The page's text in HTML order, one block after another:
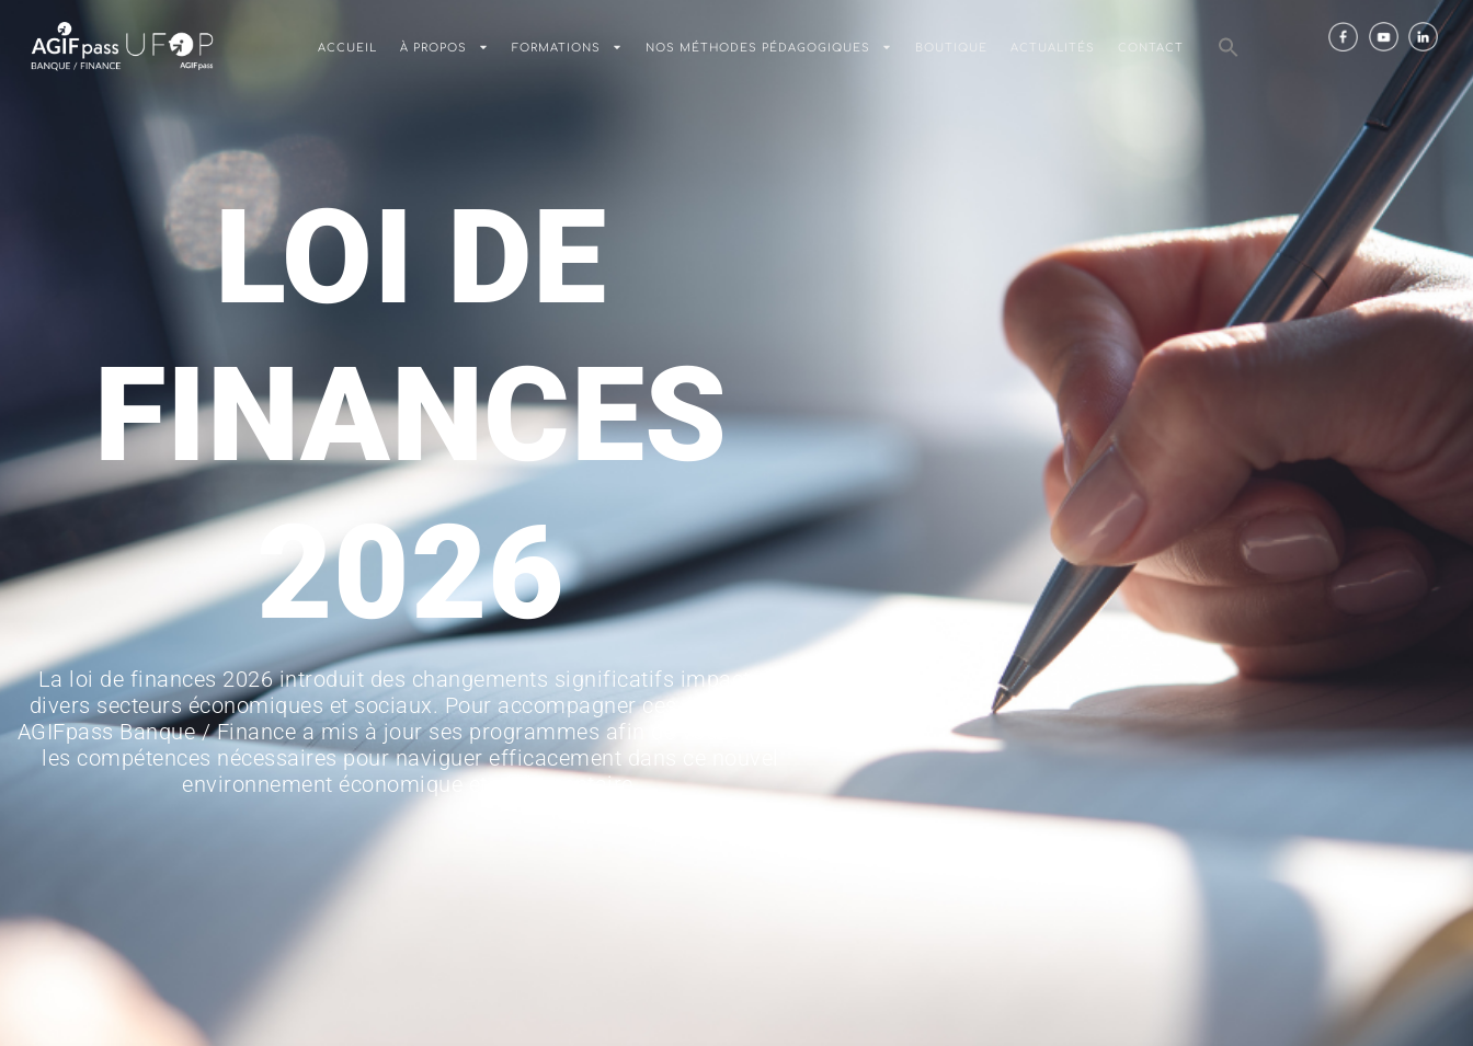
ACCUEIL À PROPOS FORMATIONS NOS MÉTHODES PÉDAGOGIQUES BOUTIQUE ACTUALITÉS CONTACT
LOI DE
FINANCES
2026
La loi de finances 2026 introduit des changements significatifs impactant
divers secteurs économiques et sociaux. Pour accompagner ces évolutions,
AGIFpass Banque / Finance a mis à jour ses programmes afin de vous fournir
les compétences nécessaires pour naviguer efficacement dans ce nouvel
environnement économique et réglementaire.